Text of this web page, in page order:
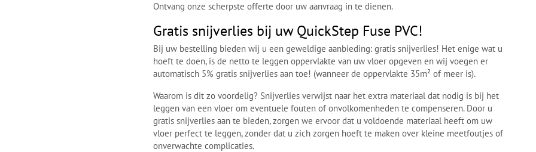
Ontvang onze scherpste offerte door uw aanvraag in te dienen.
Gratis snijverlies bij uw QuickStep Fuse PVC!
Bij uw bestelling bieden wij u een geweldige aanbieding: gratis snijverlies! Het enige wat u
hoeft te doen, is de netto te leggen oppervlakte van uw vloer opgeven en wij voegen er
automatisch 5% gratis snijverlies aan toe! (wanneer de oppervlakte 35m² of meer is).
Waarom is dit zo voordelig? Snijverlies verwijst naar het extra materiaal dat nodig is bij het
leggen van een vloer om eventuele fouten of onvolkomenheden te compenseren. Door u
gratis snijverlies aan te bieden, zorgen we ervoor dat u voldoende materiaal heeft om uw
vloer perfect te leggen, zonder dat u zich zorgen hoeft te maken over kleine meetfoutjes of
onverwachte complicaties.